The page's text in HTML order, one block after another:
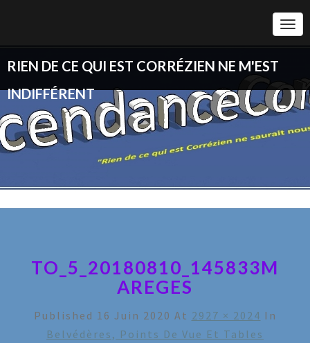
RIEN DE CE QUI EST CORRÉZIEN NE M'EST
INDIFFÉRENT
TO_5_20180810_145833M
AREGES
Published 16 Juin 2020 At 2927 × 2024 In
Belvédères, Points De Vue Et Tables